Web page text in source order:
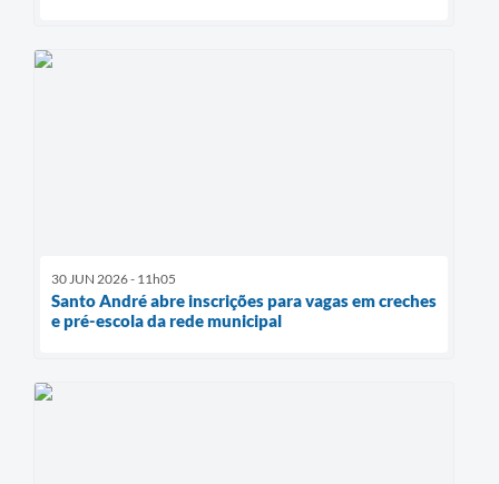
30 JUN 2026 - 11h05
Santo André abre inscrições para vagas em creches
e pré-escola da rede municipal